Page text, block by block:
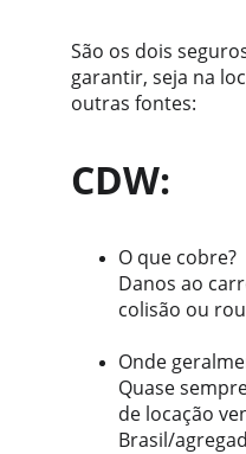
São os dois
garantir, seja na
outras fontes:
CDW:
O que cobre?
Danos ao
colisão ou
Onde
Quase
de locação
Brasil/